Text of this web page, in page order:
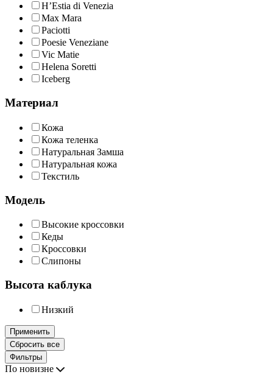
H’Estia di Venezia
Max Mara
Paciotti
Poesie Veneziane
Vic Matie
Helena Soretti
Iceberg
Материал
Кожа
Кожа теленка
Натуральная Замша
Натуральная кожа
Текстиль
Модель
Высокие кроссовки
Кеды
Кроссовки
Слипоны
Высота каблука
Низкий
Применить
Сбросить все
Фильтры
По новизне